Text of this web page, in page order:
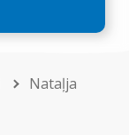
Nataļja